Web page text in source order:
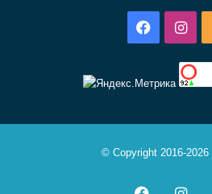
© Copyright 2016-2026